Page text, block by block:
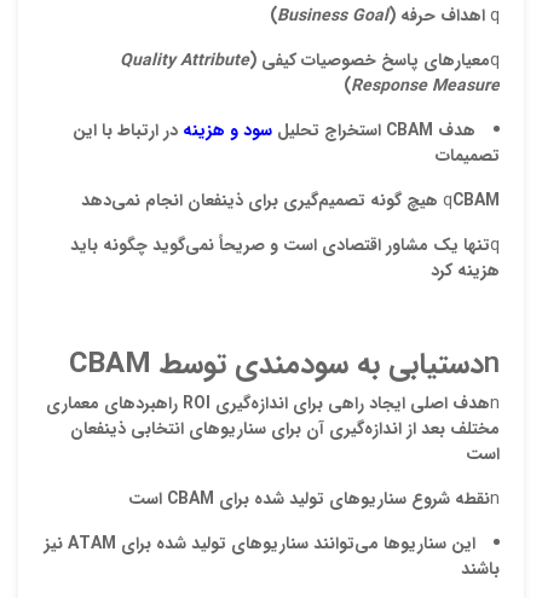
qاهداف حرفه (
Business Goal
)
qمعيارهاي پاسخ خصوصياتکيفي (
Quality Attribute
Response Measure
)
هدف CBAM استخراج تحليل سود و هزينه در ارتباط با اين
تصميمات
qCBAM هيچ گونه تصميمگيري براي ذينفعان انجام نميدهد
qتنها يک مشاور اقتصادي است و صريحانميگويد چگونه بايد
هزينهکرد
nدستيابي به سودمندي توسط CBAM
nهدف اصلي ايجاد راهي براي اندازهگيري ROI راهبردهاي معماري
مختلف بعد از اندازه‌گيري آن براي سناريوهاي انتخابي ذينفعان
است
nنقطه شروع سناريوهاي توليد شده براي CBAM است
اين سناريوها مي‌توانندسناريوهاي توليد شده براي ATAMنيز
باشند